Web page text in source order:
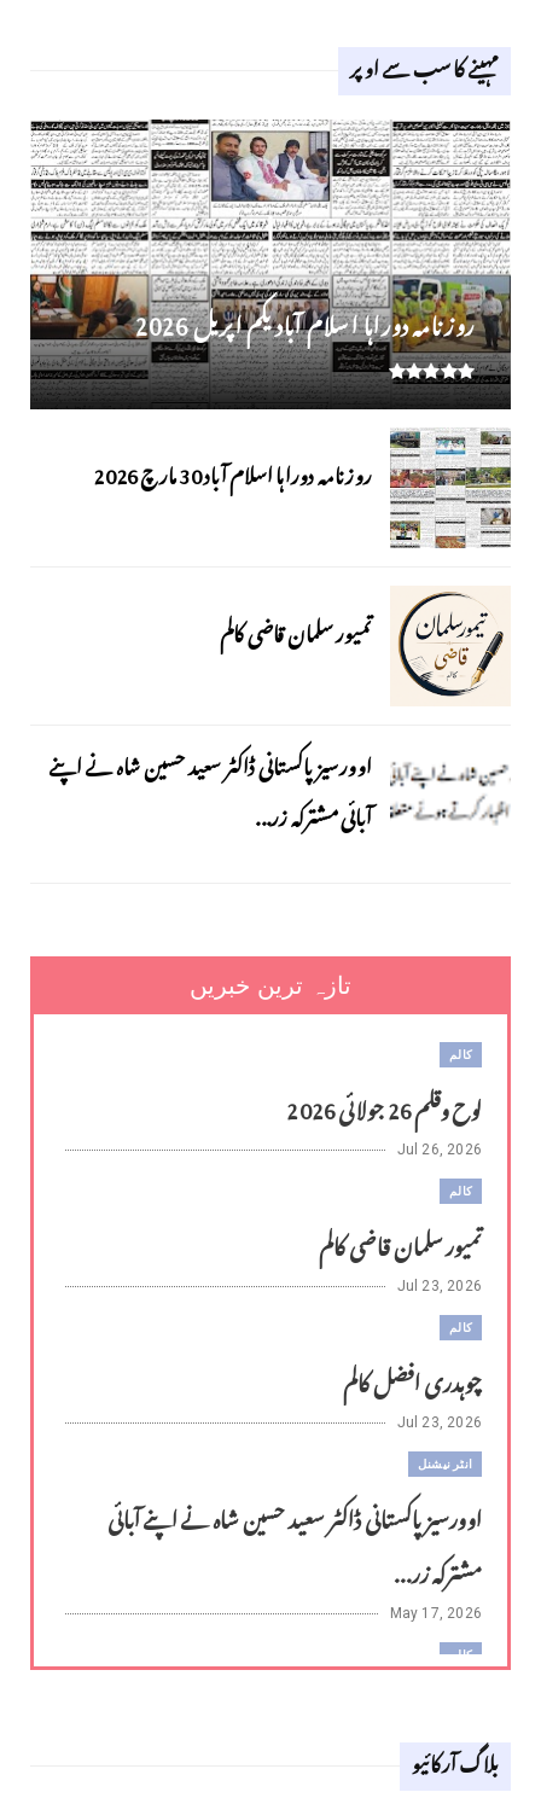
مہینے کا سب سے اوپر
روز نامہ دوراہا اسلام آباد یکم اپریل 2026
روزنامہ دوراہا اسلام آباد 30 مارچ 2026
تمیور سلمان قاضی کالم
اوورسیز پاکستانی ڈاکٹر سعید حسین شاہ نے اپنے
آبائی مشترکہ زر...
تازہ ترین خبریں
کالم
لوح وقلم 26 جولائی 2026
Jul 26, 2026
کالم
تمیور سلمان قاضی کالم
Jul 23, 2026
کالم
چوہدری افضل کالم
Jul 23, 2026
انٹر نیشنل
اوورسیز پاکستانی ڈاکٹر سعید حسین شاہ نے اپنے آبائی
مشترکہ زر...
May 17, 2026
کالم
Apr 18, 2026
بلاگ آرکائیو